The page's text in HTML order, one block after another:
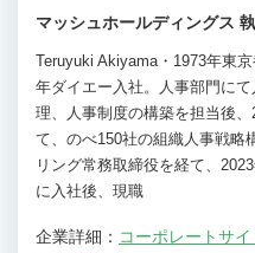
マッシュホールディングス
Teruyuki Akiyama・1973年東
年ダイエー入社。人事部門に
理、人事制度の構築を担当後
て、のべ150社の組織人事戦略
リング常務取締役を経て、
に入社後、現職
企業詳細： コーポレートサイ